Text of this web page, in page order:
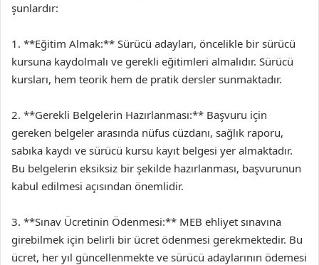
şunlardır:
1. **Eğitim Almak:** Sürücü adayları, öncelikle bir sürücü
kursuna kaydolmalı ve gerekli eğitimleri almalıdır. Sürücü
kursları, hem teorik hem de pratik dersler sunmaktadır.
2. **Gerekli Belgelerin Hazırlanması:** Başvuru için
gereken belgeler arasında nüfus cüzdanı, sağlık raporu,
sabıka kaydı ve sürücü kursu kayıt belgesi yer almaktadır.
Bu belgelerin eksiksiz bir şekilde hazırlanması, başvurunun
kabul edilmesi açısından önemlidir.
3. **Sınav Ücretinin Ödenmesi:** MEB ehliyet sınavına
girebilmek için belirli bir ücret ödenmesi gerekmektedir. Bu
ücret, her yıl güncellenmekte ve sürücü adaylarının ödemesi